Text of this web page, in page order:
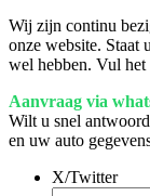
Wij zijn continu
onze website. Staat
wel hebben. Vul
Aanvraag via
Wilt u snel
en uw auto
X/Twitter